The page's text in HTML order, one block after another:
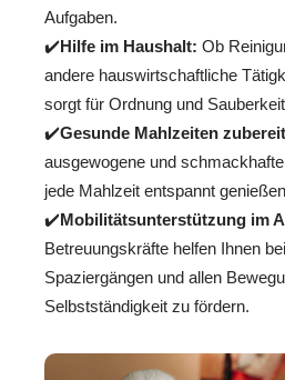
Aufgaben.
✔️Hilfe im Haushalt: Ob
andere hauswirtschaftliche
sorgt für Ordnung und
✔️Gesunde Mahlzeiten
ausgewogene und
jede Mahlzeit entspannt
✔️Mobilitätsunterstützung im
Betreuungskräfte helfen Ihnen
Spaziergängen und allen
Selbstständigkeit zu fördern.